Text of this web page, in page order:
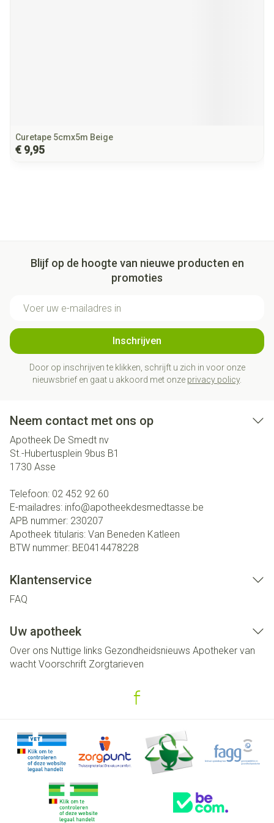
Curetape 5cmx5m Beige
€ 9,95
Blijf op de hoogte van nieuwe producten en
promoties
Inschrijven
Door op inschrijven te klikken, schrijft u zich in voor onze
nieuwsbrief en gaat u akkoord met onze privacy policy.
Neem contact met ons op
Apotheek De Smedt nv
St.-Hubertusplein 9bus B1
1730 Asse
Telefoon: 02 452 92 60
E-mailadres: info@apotheekdesmedtasse.be
APB nummer: 230207
Apotheek titularis: Van Beneden Katleen
BTW nummer: BE0414478228
Klantenservice
FAQ
Uw apotheek
Over ons Nuttige links Gezondheidsnieuws Apotheker van
wacht Voorschrift Zorgtarieven